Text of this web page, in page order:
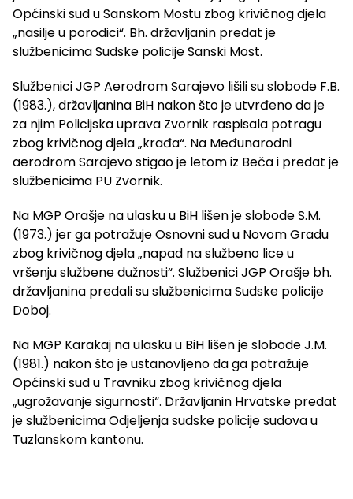
Općinski sud u Sanskom Mostu zbog krivičnog djela
„nasilje u porodici“. Bh. državljanin predat je
službenicima Sudske policije Sanski Most.
Službenici JGP Aerodrom Sarajevo lišili su slobode F.B.
(1983.), državljanina BiH nakon što je utvrđeno da je
za njim Policijska uprava Zvornik raspisala potragu
zbog krivičnog djela „krađa“. Na Međunarodni
aerodrom Sarajevo stigao je letom iz Beča i predat je
službenicima PU Zvornik.
Na MGP Orašje na ulasku u BiH lišen je slobode S.M.
(1973.) jer ga potražuje Osnovni sud u Novom Gradu
zbog krivičnog djela „napad na službeno lice u
vršenju službene dužnosti“. Službenici JGP Orašje bh.
državljanina predali su službenicima Sudske policije
Doboj.
Na MGP Karakaj na ulasku u BiH lišen je slobode J.M.
(1981.) nakon što je ustanovljeno da ga potražuje
Općinski sud u Travniku zbog krivičnog djela
„ugrožavanje sigurnosti“. Državljanin Hrvatske predat
je službenicima Odjeljenja sudske policije sudova u
Tuzlanskom kantonu.